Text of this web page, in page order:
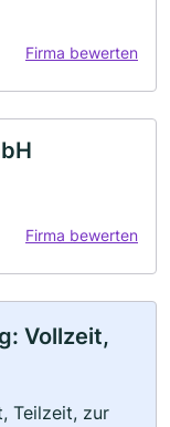
Firma bewerten
Firma bewerten
Vollzeit,
Teilzeit, zur